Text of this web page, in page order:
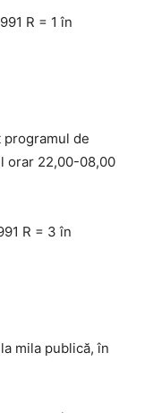
R = 1 în
programul de
orar 22,00-08,00
R = 3 în
mila publică, în